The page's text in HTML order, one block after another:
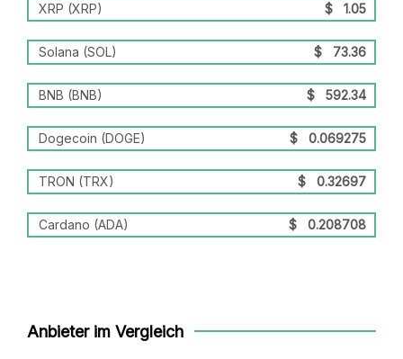
XRP (XRP) $ 1.05
Solana (SOL) $ 73.36
BNB (BNB) $ 592.34
Dogecoin (DOGE) $ 0.069275
TRON (TRX) $ 0.32697
Cardano (ADA) $ 0.208708
Anbieter im Vergleich